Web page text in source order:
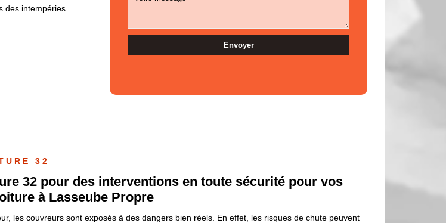
des intempéries
32
32 pour des interventions en toute sécurité pour vos
à Lasseube Propre
les couvreurs sont exposés à des dangers bien réels. En effet, les risques de chute peuvent